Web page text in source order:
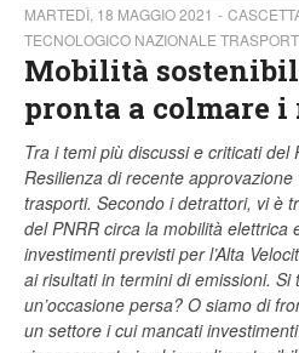
MARTEDÌ, 18 MAGGIO 2021
TECNOLOGICO NAZIONALE
Mobilità
pronta a colmare
Tra i temi più discussi e criticati
Resilienza di recente
trasporti. Secondo i detrattori, vi è
del PNRR circa la mobilità
investimenti previsti per l’Alta
ai risultati in termini di emissioni. Si
un’occasione persa? O siamo di
un settore i cui mancati